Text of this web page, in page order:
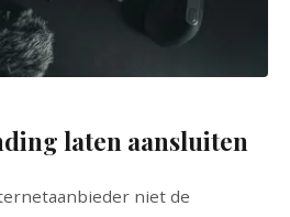
laten aansluiten
niet de